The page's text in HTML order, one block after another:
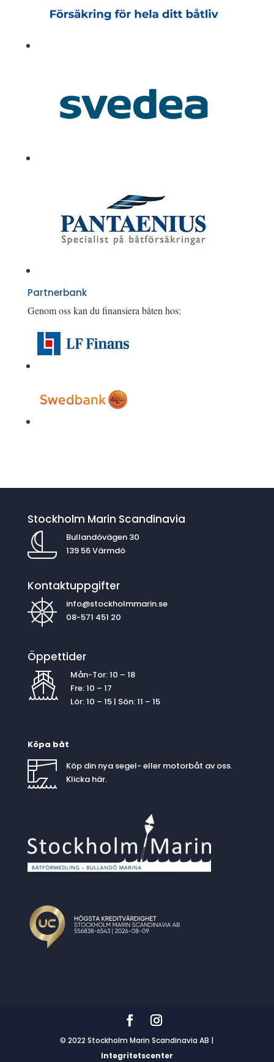
Partnerbank
Genom oss kan du finansiera båten hos:
Stockholm Marin Scandinavia
Bullandövägen 30
139 56 Värmdö
Kontaktuppgifter
info@stockholmmarin.se
08-571 451 20
Öppettider
Mån-Tor: 10 – 18
Fre: 10 – 17
Lör: 10 – 15 | Sön: 11 – 15
Köpa båt
Köp din nya segel- eller motorbåt av oss.
Klicka här.
© 2022 Stockholm Marin Scandinavia AB |
Integritetscenter